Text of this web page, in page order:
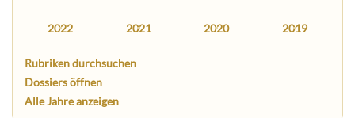
2022 2021 2020 2019
Rubriken durchsuchen
Dossiers öffnen
Alle Jahre anzeigen